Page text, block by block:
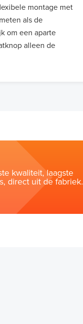
montage met
als de
om een aparte
alleen de
kwaliteit, laagste
direct uit de fabriek.